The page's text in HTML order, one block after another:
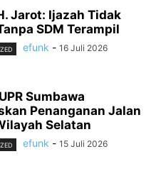
Jarot: Ijazah Tidak
SDM Terampil
efunk - 16 Juli 2026
Sumbawa
Penanganan Jalan
Selatan
efunk - 15 Juli 2026